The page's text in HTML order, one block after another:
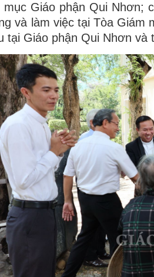
mục Giáo phận Qui Nhơn;
và làm việc tại Tòa Giám
tại Giáo phận Qui Nhơn và